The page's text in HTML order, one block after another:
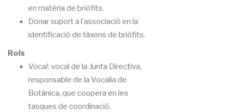
en matèria de briòfits.
Donar suport a l’associació en la
identificació de tàxons de briòfits.
Rols
Vocal: vocal de la Junta Directiva,
responsable de la Vocalia de
Botànica, que coopera en les
tasques de coordinació.